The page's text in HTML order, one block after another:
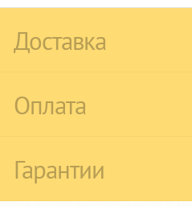
Доставка
Оплата
Гарантии